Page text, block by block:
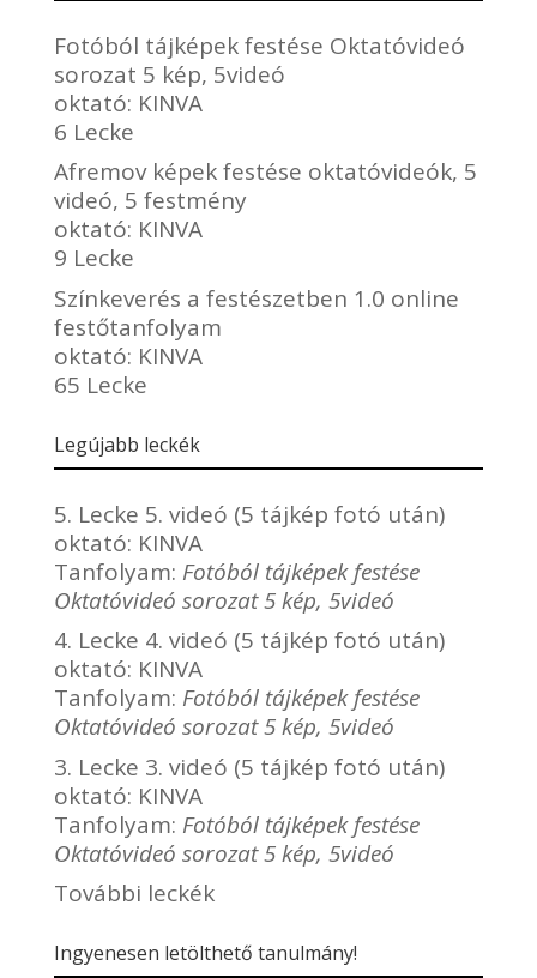
Fotóból tájképek festése Oktatóvideó
sorozat 5 kép, 5videó
oktató: KINVA
6 Lecke
Afremov képek festése oktatóvideók, 5
videó, 5 festmény
oktató: KINVA
9 Lecke
Színkeverés a festészetben 1.0 online
festőtanfolyam
oktató: KINVA
65 Lecke
Legújabb leckék
5. Lecke 5. videó (5 tájkép fotó után)
oktató: KINVA
Tanfolyam: Fotóból tájképek festése
Oktatóvideó sorozat 5 kép, 5videó
4. Lecke 4. videó (5 tájkép fotó után)
oktató: KINVA
Tanfolyam: Fotóból tájképek festése
Oktatóvideó sorozat 5 kép, 5videó
3. Lecke 3. videó (5 tájkép fotó után)
oktató: KINVA
Tanfolyam: Fotóból tájképek festése
Oktatóvideó sorozat 5 kép, 5videó
További leckék
Ingyenesen letölthető tanulmány!